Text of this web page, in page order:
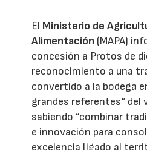
El Ministerio de
Alimentación (MAPA)
concesión a Protos de
reconocimiento a una
convertido a la bodega
grandes referentes“ del
sabiendo ”combinar
e innovación para
excelencia ligado al